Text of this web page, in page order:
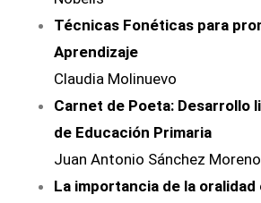
Técnicas Fonéticas para
Aprendizaje
Claudia Molinuevo
Carnet de Poeta: Desarrollo
de Educación Primaria
Juan Antonio Sánchez Moreno
La importancia de la